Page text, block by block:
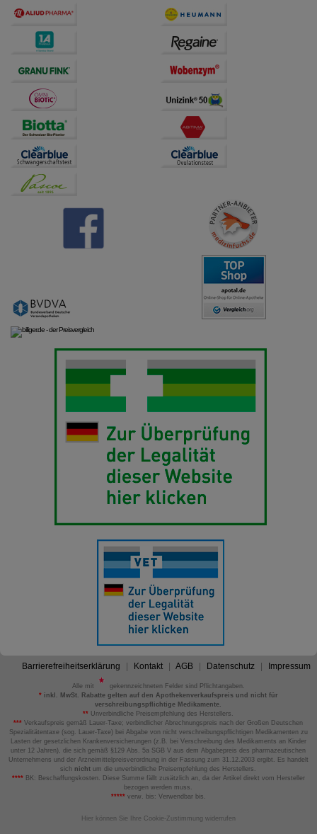
Hierüber lassen sich
Informationen über die Art und Weise der Nutzung
unserer Website sammeln, mit deren Hilfe wir unsere
Website weiter für Sie optimieren können, den Inhalt
Drittseiten möglichst relevant für Sie zu gestalten.
Dritte wie z.B. Google oder soziale Medien
übertragen werden.
Barrierefreiheitserklärung Kontakt AGB Datenschutz Impressum
Alle mit
gekennzeichneten Felder sind Pflichtangaben.
*inkl. MwSt. Rabatte gelten auf den Apothekenverkaufspreis und nicht für
verschreibungspflichtige Medikamente.
** Unverbindliche Preisempfehlung des Herstellers.
*** Verkaufspreis gemäß Lauer-Taxe; verbindlicher Abrechnungspreis nach der Großen Deutschen
Spezialitätentaxe (sog. Lauer-Taxe) bei Abgabe von nicht verschreibungspflichtigen Medikamenten zu
Lasten der gesetzlichen Krankenversicherungen (z.B. bei Verschreibung des Medikaments an Kinder
unter 12 Jahren), die sich gemäß §129 Abs. 5a SGB V aus dem Abgabepreis des pharmazeutischen
Unternehmens und der Arzneimittelpreisverordnung in der Fassung zum 31.12.2003 ergibt. Es handelt
sich nicht um die unverbindliche Preisempfehlung des Herstellers.
****BK: Beschaffungskosten. Diese Summe fällt zusätzlich an, da der Artikel direkt vom Hersteller
bezogen werden muss.
*****verw. bis: Verwendbar bis.
Hier können Sie Ihre Cookie-Zustimmung widerrufen